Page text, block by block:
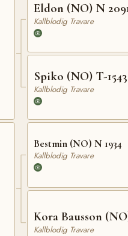
Eldon (NO) N
Kallblodig Travare
Spiko (NO) T-1543
Kallblodig Travare
Bestmin (NO) N 1934
Kallblodig Travare
Kora Bausson
Kallblodig Travare